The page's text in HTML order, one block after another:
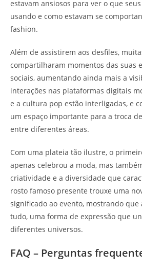
estavam ansiosos para ver o que
usando e como estavam se
fashion.
Além de assistirem aos desfiles,
compartilharam momentos das suas
sociais, aumentando ainda mais a
interações nas plataformas digitais
e a cultura pop estão interligadas, e
um espaço importante para a troca
entre diferentes áreas.
Com uma plateia tão ilustre, o
apenas celebrou a moda, mas
criatividade e a diversidade que
rosto famoso presente trouxe uma
significado ao evento, mostrando que
tudo, uma forma de expressão que
diferentes universos.
FAQ – Perguntas